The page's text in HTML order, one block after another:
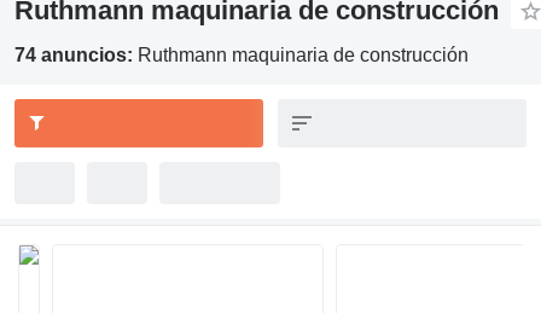
Ruthmann maquinaria de construcción
74 anuncios: Ruthmann maquinaria de construcción